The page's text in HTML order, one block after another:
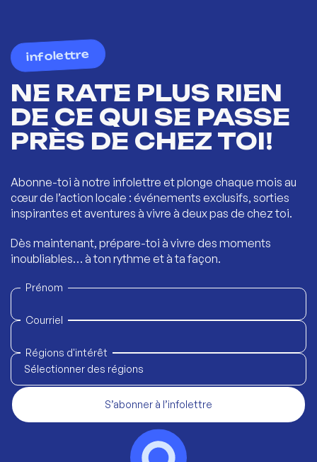
infolettre
NE RATE PLUS RIEN
DE CE QUI SE PASSE
PRÈS DE CHEZ TOI!
Abonne-toi à notre infolettre et plonge chaque mois au
cœur de l’action locale : événements exclusifs, sorties
inspirantes et aventures à vivre à deux pas de chez toi.
Dès maintenant, prépare-toi à vivre des moments
inoubliables… à ton rythme et à ta façon.
Prénom
Courriel
Régions d'intérêt
Sélectionner des régions
S’abonner à l’infolettre